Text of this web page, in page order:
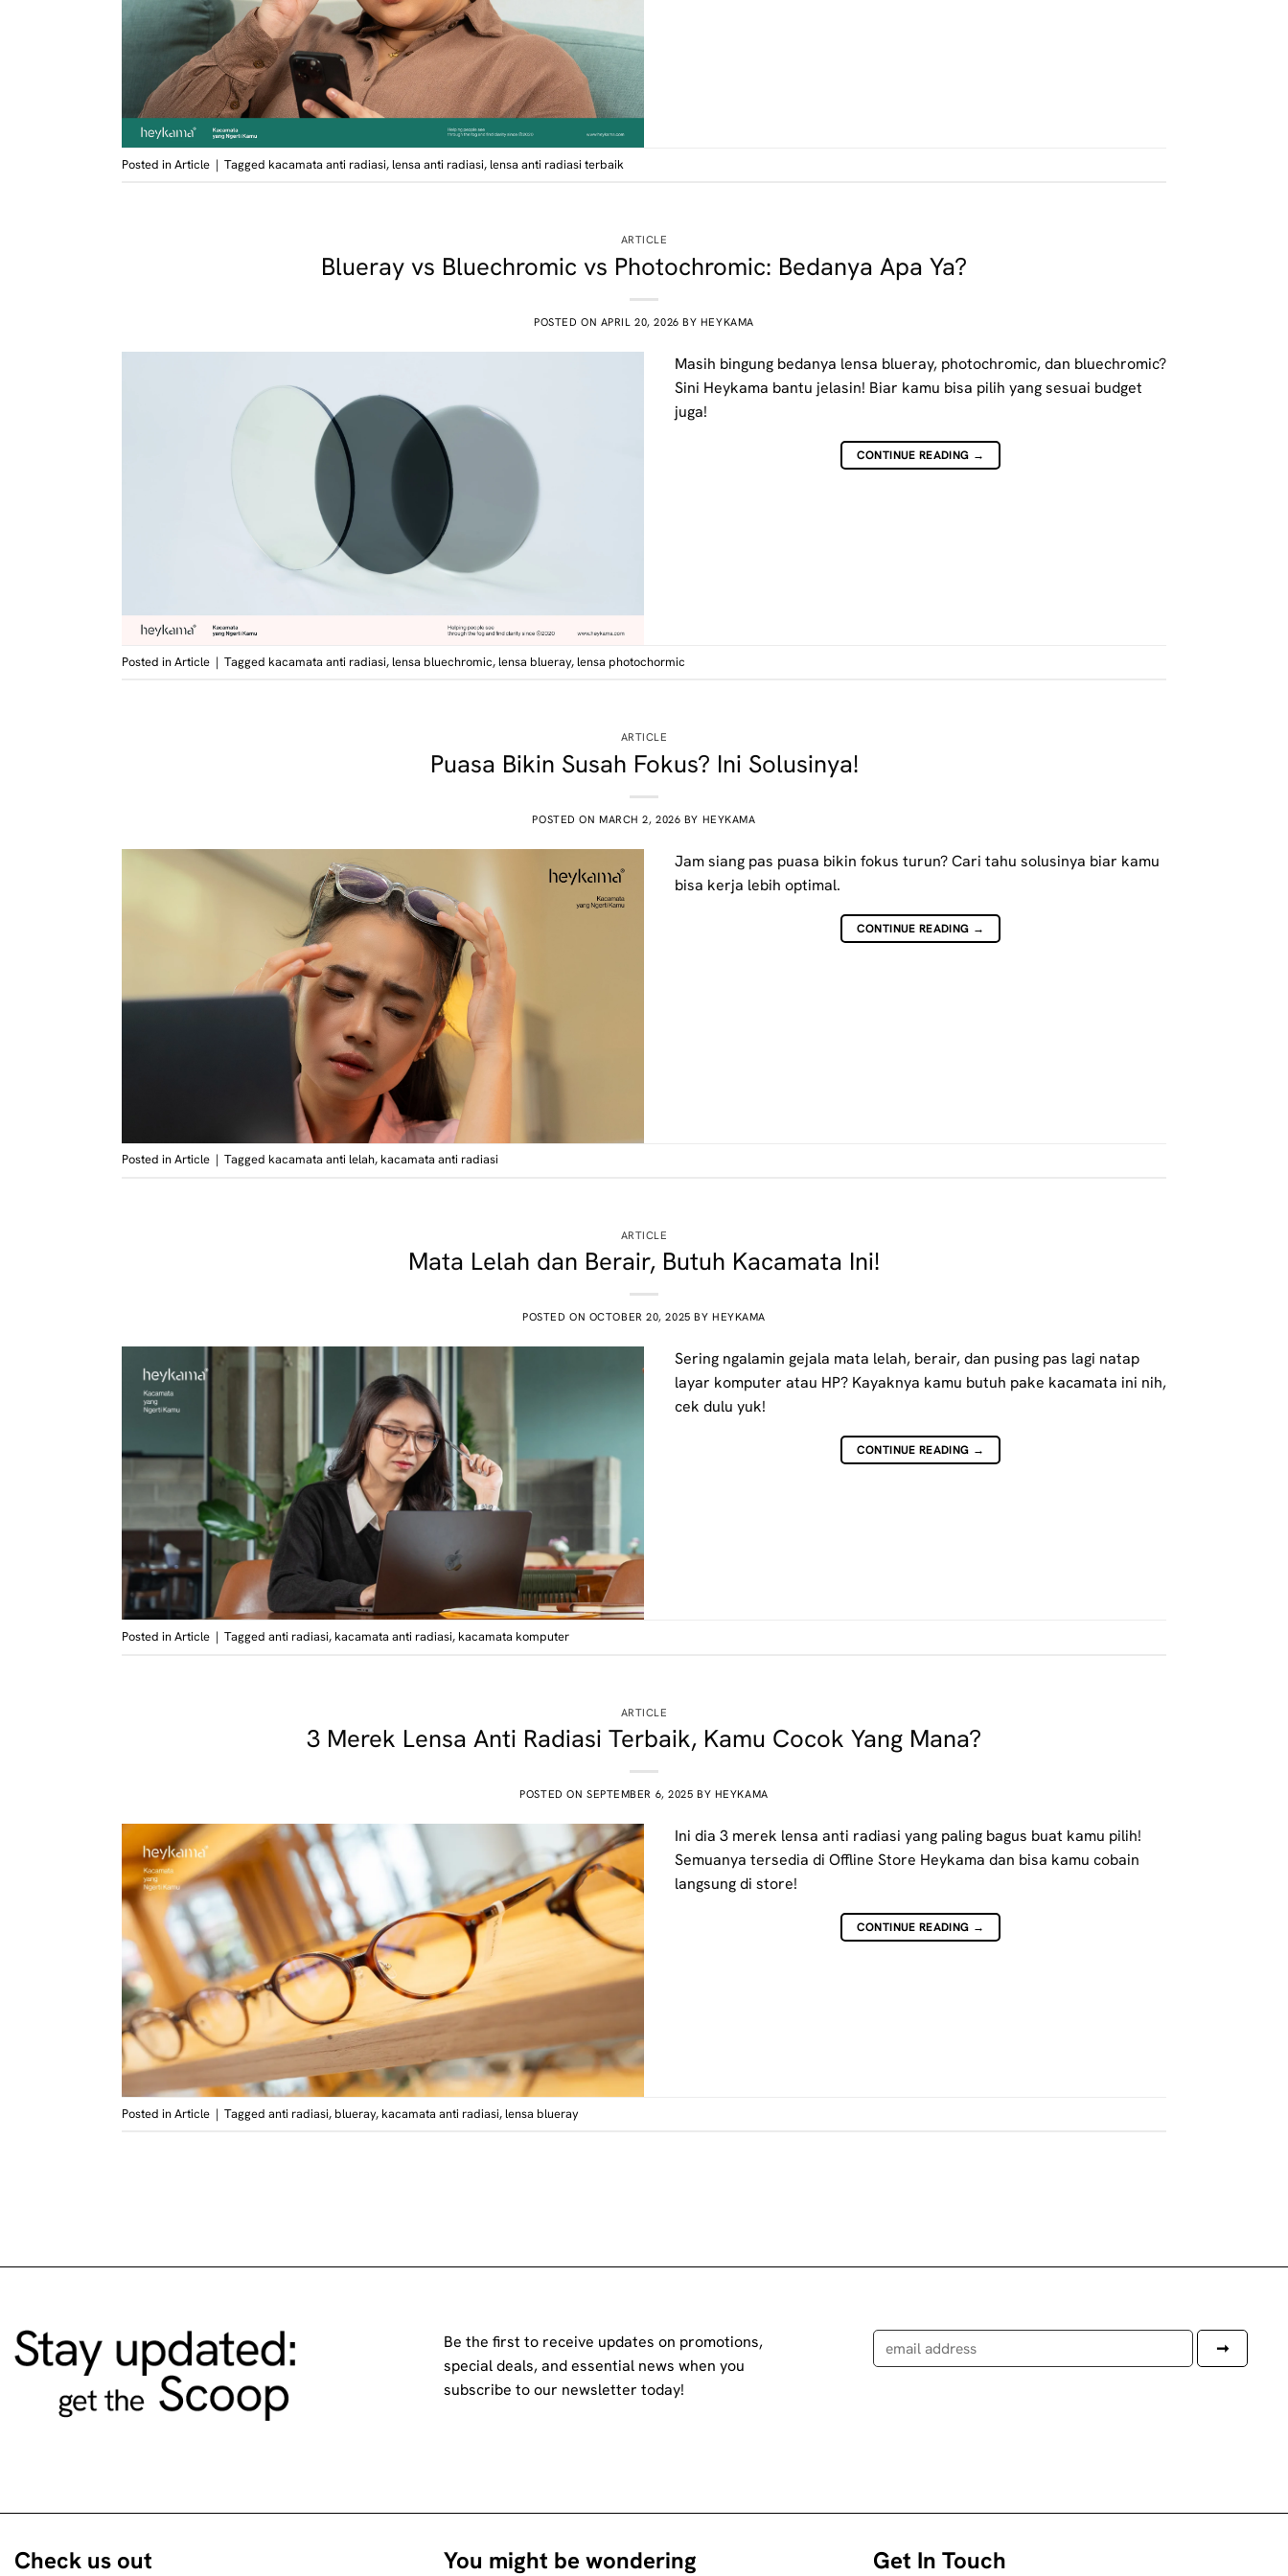
Posted inArticle | Tagged kacamata anti radiasi,lensa anti radiasi,lensa anti radiasi terbaik
ARTICLE
Blueray vs Bluechromic vs Photochromic: Bedanya Apa Ya?
POSTED ON APRIL 20, 2026 BY HEYKAMA
Masih bingung bedanya lensa blueray, photochromic, dan bluechromic?
Sini Heykama bantu jelasin! Biar kamu bisa pilih yang sesuai budget
juga!
CONTINUE READING →
Posted inArticle | Tagged kacamata anti radiasi,lensa bluechromic,lensa blueray,lensa photochormic
ARTICLE
Puasa Bikin Susah Fokus? Ini Solusinya!
POSTED ONMARCH 2, 2026 BY HEYKAMA
Jam siang pas puasa bikin fokus turun? Cari tahu solusinya biar kamu
bisa kerja lebih optimal.
CONTINUE READING →
Posted inArticle | Tagged kacamata anti lelah, kacamata anti radiasi
ARTICLE
Mata Lelah dan Berair, Butuh Kacamata Ini!
POSTED ON OCTOBER 20, 2025 BY HEYKAMA
Sering ngalamin gejala mata lelah, berair, dan pusing pas lagi natap
layar komputer atau HP? Kayaknya kamu butuh pake kacamata ini nih,
cek dulu yuk!
CONTINUE READING →
Posted inArticle | Tagged anti radiasi, kacamata anti radiasi, kacamata komputer
ARTICLE
3 Merek Lensa Anti Radiasi Terbaik, Kamu Cocok Yang Mana?
POSTED ON SEPTEMBER 6, 2025 BY HEYKAMA
Ini dia 3 merek lensa anti radiasi yang paling bagus buat kamu pilih!
Semuanya tersedia di Offline Store Heykama dan bisa kamu cobain
langsung di store!
CONTINUE READING →
Posted inArticle | Tagged anti radiasi, blueray, kacamata anti radiasi,lensa blueray
Be the first to receive updates on promotions,
special deals, and essential news when you
subscribe to our newsletter today!
Check us out You might be wondering Get In Touch